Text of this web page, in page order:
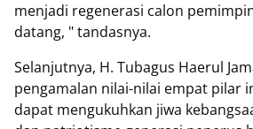
menjadi regenerasi calon
datang, " tandasnya.
Selanjutnya, H. Tubagus Haerul
pengamalan nilai-nilai empat pilar
dapat mengukuhkan jiwa